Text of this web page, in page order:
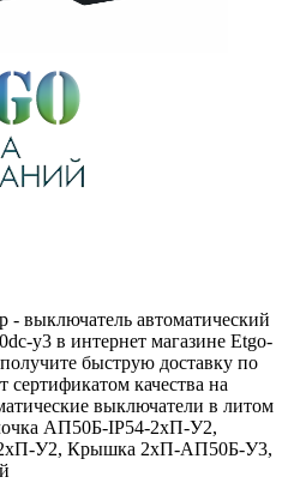
выключатель автоматический
у3 в интернет магазине Etgo-
быструю доставку по
качества на
выключатели в литом
АП50Б-IP54-2хП-У2,
У2, Крышка 2хП-АП50Б-У3,